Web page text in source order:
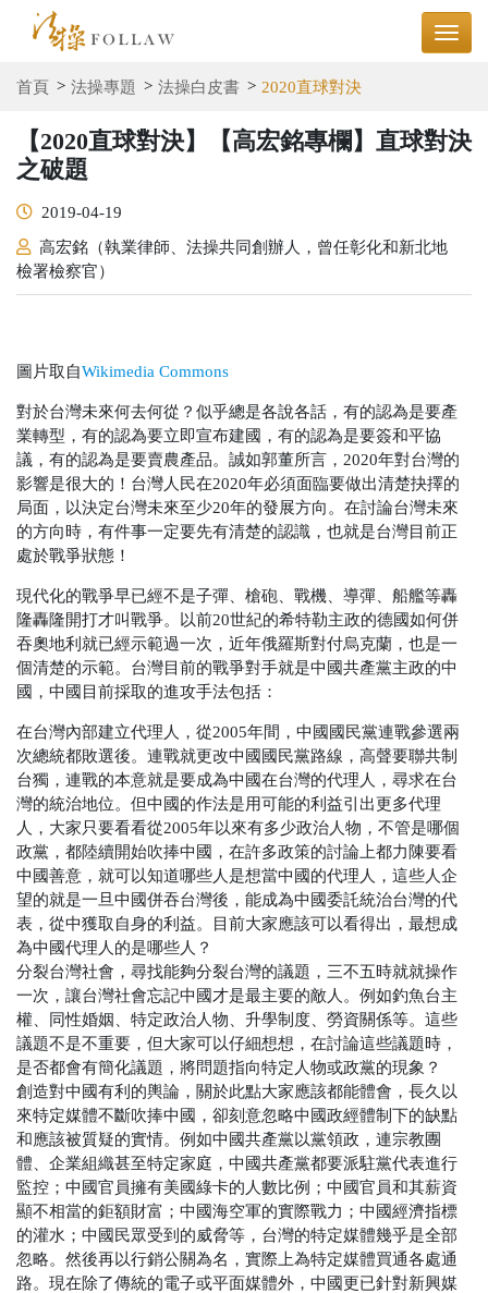
首頁 法操專題 法操白皮書 2020直球對決
【2020直球對決】【高宏銘專欄】直球對決
之破題
2019-04-19
高宏銘（執業律師、法操共同創辦人，曾任彰化和新北地
檢署檢察官）
圖片取自Wikimedia Commons
對於台灣未來何去何從？似乎總是各說各話，有的認為是要產
業轉型，有的認為要立即宣布建國，有的認為是要簽和平協
議，有的認為是要賣農產品。誠如郭董所言，2020年對台灣的
影響是很大的！台灣人民在2020年必須面臨要做出清楚抉擇的
局面，以決定台灣未來至少20年的發展方向。在討論台灣未來
的方向時，有件事一定要先有清楚的認識，也就是台灣目前正
處於戰爭狀態！
現代化的戰爭早已經不是子彈、槍砲、戰機、導彈、船艦等轟
隆轟隆開打才叫戰爭。以前20世紀的希特勒主政的德國如何併
吞奧地利就已經示範過一次，近年俄羅斯對付烏克蘭，也是一
個清楚的示範。台灣目前的戰爭對手就是中國共產黨主政的中
國，中國目前採取的進攻手法包括：
在台灣內部建立代理人，從2005年間，中國國民黨連戰參選兩
次總統都敗選後。連戰就更改中國國民黨路線，高聲要聯共制
台獨，連戰的本意就是要成為中國在台灣的代理人，尋求在台
灣的統治地位。但中國的作法是用可能的利益引出更多代理
人，大家只要看看從2005年以來有多少政治人物，不管是哪個
政黨，都陸續開始吹捧中國，在許多政策的討論上都力陳要看
中國善意，就可以知道哪些人是想當中國的代理人，這些人企
望的就是一旦中國併吞台灣後，能成為中國委託統治台灣的代
表，從中獲取自身的利益。目前大家應該可以看得出，最想成
為中國代理人的是哪些人？
分裂台灣社會，尋找能夠分裂台灣的議題，三不五時就就操作
一次，讓台灣社會忘記中國才是最主要的敵人。例如釣魚台主
權、同性婚姻、特定政治人物、升學制度、勞資關係等。這些
議題不是不重要，但大家可以仔細想想，在討論這些議題時，
是否都會有簡化議題，將問題指向特定人物或政黨的現象？
創造對中國有利的輿論，關於此點大家應該都能體會，長久以
來特定媒體不斷吹捧中國，卻刻意忽略中國政經體制下的缺點
和應該被質疑的實情。例如中國共產黨以黨領政，連宗教團
體、企業組織甚至特定家庭，中國共產黨都要派駐黨代表進行
監控；中國官員擁有美國綠卡的人數比例；中國官員和其薪資
顯不相當的鉅額財富；中國海空軍的實際戰力；中國經濟指標
的灌水；中國民眾受到的威脅等，台灣的特定媒體幾乎是全部
忽略。然後再以行銷公關為名，實際上為特定媒體買通各處通
路。現在除了傳統的電子或平面媒體外，中國更已針對新興媒